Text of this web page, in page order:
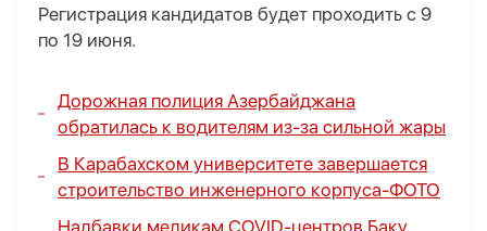
Регистрация кандидатов будет проходить с 9
по 19 июня.
Дорожная полиция Азербайджана
обратилась к водителям из-за сильной жары
В Карабахском университете завершается
строительство инженерного корпуса-ФОТО